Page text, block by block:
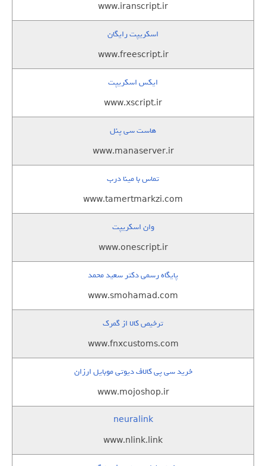
www.iranscript.ir
اسکریپت رایگان
www.freescript.ir
ایکس اسکریپت
www.xscript.ir
هاست سی پنل
www.manaserver.ir
تماس با مینا درب
www.tamertmarkzi.com
وان اسکریپت
www.onescript.ir
پایگاه رسمی دکتر سعید محمد
www.smohamad.com
ترخیص کالا از گمرک
www.fnxcustoms.com
خرید سی پی کالاف دیوتی موبایل ارزان
www.mojoshop.ir
neuralink
www.nlink.link